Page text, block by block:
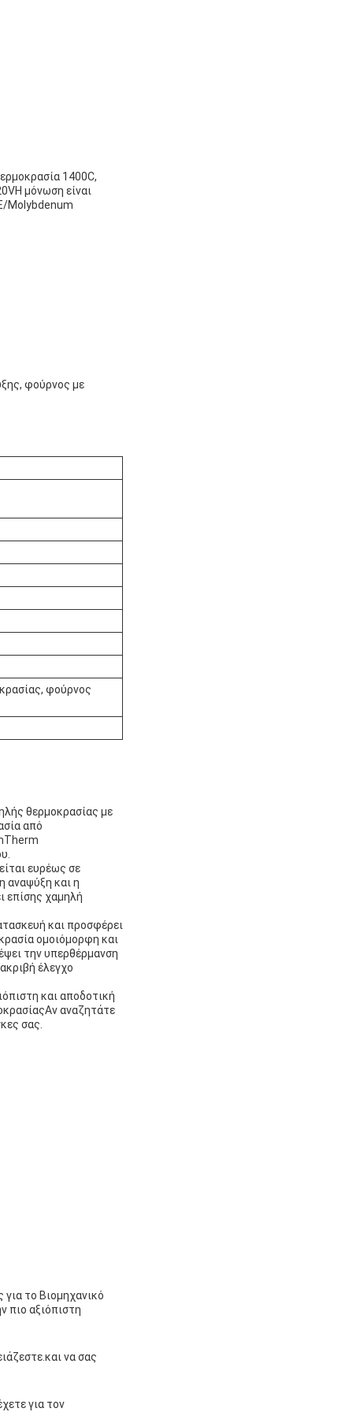
1400C,
μόνωση είναι
Molybdenum
φούρνος με
φούρνος
θερμοκρασίας με
από
ευρέως σε
αναψύξη και η
επίσης χαμηλή
και προσφέρει
ομοιόμορφη και
την υπερθέρμανση
έλεγχο
και αποδοτική
αναζητάτε
σας.
το Βιομηχανικό
πιο αξιόπιστη
να σας
για τον